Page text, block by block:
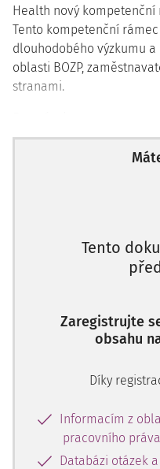
Health nový kompetenční
Tento kompetenční
dlouhodobého výzkumu
oblasti BOZP,
stranami.
IOSH – Institution of
Kompetenční rámec
BOZP budovat
na pracovišti. Nový
potřebují k ovlivňování a
soubor kompetencí
práce. Kompetenční
zaměstnancům a
a minimalizovat rizika.
Tento
Zaregistrujte
obsahu
Díky
Informacím z
pracovního práva
Databázi otázek